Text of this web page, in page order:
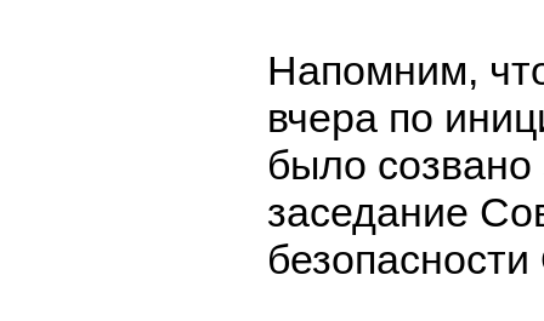
Напомним,
вчера по
было созвано
заседание